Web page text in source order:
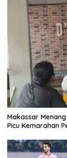
Makassar
Picu Kemarahan